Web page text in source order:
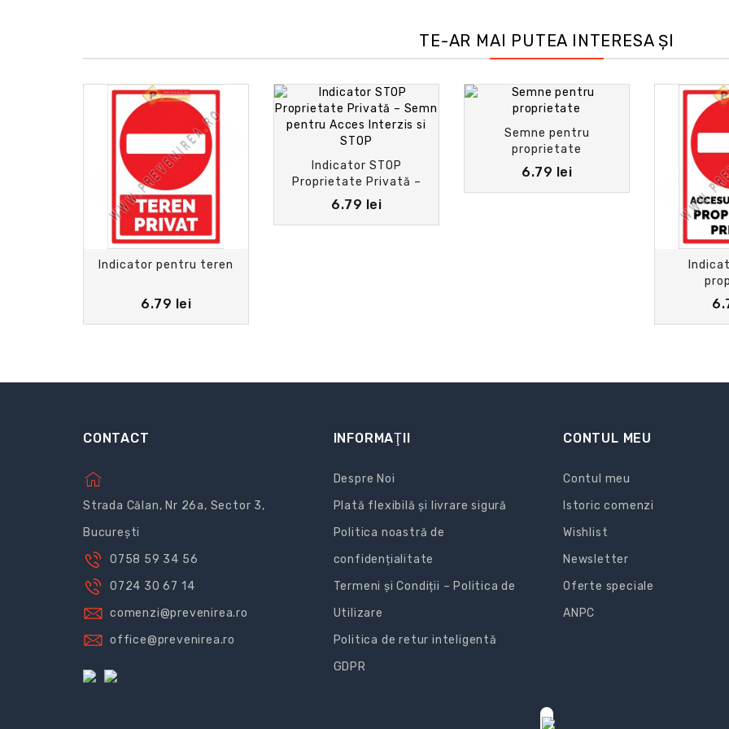
TE-AR MAI PUTEA INTERESA ȘI
Indicator pentru teren
6.79 lei
Indicator STOP
Proprietate Privată –
Semn pentru Acces
6.79 lei
Semne pentru
proprietate
6.79 lei
CONTACT
Strada Călan, Nr 26a, Sector 3,
București
0758 59 34 56
0724 30 67 14
comenzi@prevenirea.ro
office@prevenirea.ro
INFORMAŢII
Despre Noi
Plată flexibilă și livrare sigură
Politica noastră de
confidențialitate
Termeni și Condiții – Politica de
Utilizare
Politica de retur inteligentă
GDPR
CONTUL MEU
Contul meu
Istoric comenzi
Wishlist
Newsletter
Oferte speciale
ANPC